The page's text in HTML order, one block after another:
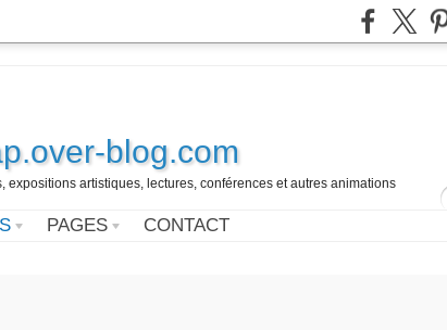
blog.com
expositions artistiques, lectures, conférences et autres animations
PAGES CONTACT